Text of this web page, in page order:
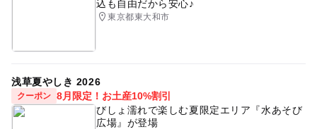
込も自由だから安心♪
東京都東大和市
浅草夏やしき 2026
クーポン 8月限定！お土産10%割引
びしょ濡れで楽しむ夏限定エリア『水あそび
広場』が登場